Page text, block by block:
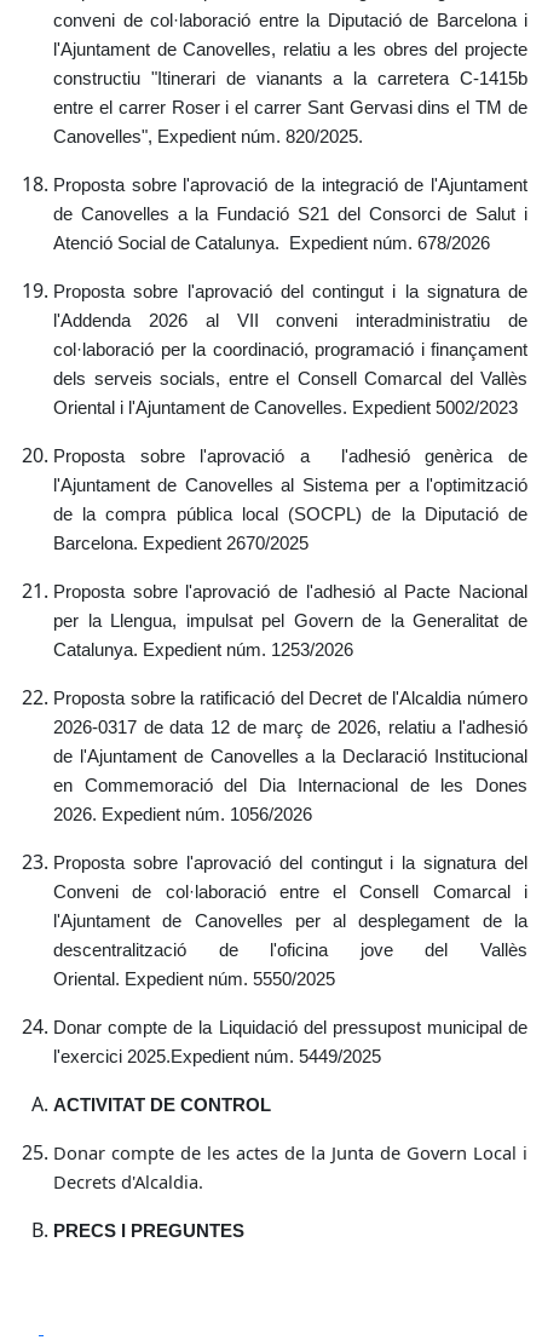
conveni de col·laboració entre la Diputació de Barcelona i
l'Ajuntament de Canovelles, relatiu a les obres del projecte
constructiu "Itinerari de vianants a la carretera C-1415b
entre el carrer Roser i el carrer Sant Gervasi dins el TM de
Canovelles", Expedient núm. 820/2025.
Proposta sobre l'aprovació de la integració de l'Ajuntament
de Canovelles a la Fundació S21 del Consorci de Salut i
Atenció Social de Catalunya.
Expedient núm. 678/2026
Proposta sobre l'aprovació del contingut i la signatura de
l'Addenda 2026 al VII conveni interadministratiu de
col·laboració per la coordinació, programació i finançament
dels serveis socials, entre el Consell Comarcal del Vallès
Oriental i l'Ajuntament de Canovelles. Expedient 5002/2023
Proposta sobre l'aprovació a l'adhesió genèrica de
l'Ajuntament de Canovelles al Sistema per a l'optimització
de la compra pública local (SOCPL) de la Diputació de
Barcelona. Expedient 2670/2025
Proposta sobre l'aprovació de l'adhesió al Pacte Nacional
per la Llengua, impulsat pel Govern de la Generalitat de
Catalunya. Expedient núm. 1253/2026
Proposta sobre la ratificació del Decret de l'Alcaldia número
2026-0317 de data 12 de març de 2026, relatiu a l'adhesió
de l'Ajuntament de Canovelles a la Declaració Institucional
en Commemoració del Dia Internacional de les Dones
2026. Expedient núm. 1056/2026
Proposta sobre l'aprovació del contingut i la signatura del
Conveni de col·laboració entre el Consell Comarcal i
l'Ajuntament de Canovelles per al desplegament de la
descentralització de l'oficina jove del Vallès
Oriental. Expedient núm. 5550/2025
Donar compte de la Liquidació del pressupost municipal de
l'exercici 2025.Expedient núm. 5449/2025
ACTIVITAT DE CONTROL
Donar compte de les actes de la Junta de Govern Local i
Decrets d'Alcaldia.
PRECS I PREGUNTES